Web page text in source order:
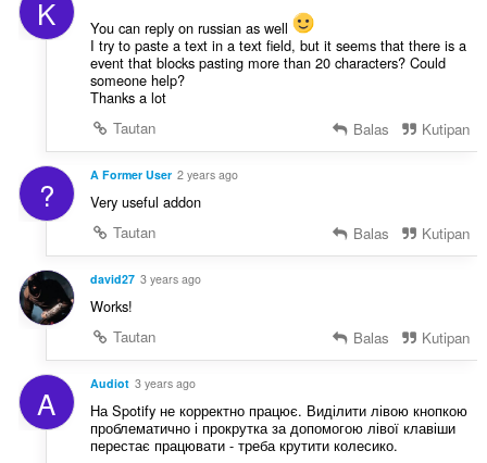
K
You can reply on russian as well
I try to paste a text in a text field, but it seems that there is a
event that blocks pasting more than 20 characters? Could
someone help?
Thanks a lot
Tautan
Balas Kutipan
? A Former User 2 years ago
Very useful addon
Tautan
Balas Kutipan
david27 3 years ago
Works!
Tautan
Balas Kutipan
A Audiot 3 years ago
На Spotify не корректно працює. Виділити лівою кнопкою
проблематично і прокрутка за допомогою лівої клавіши
перестає працювати - треба крутити колесико.